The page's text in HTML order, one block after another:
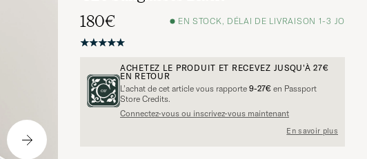
180€
EN STOCK, DÉLAI DE LIVRAISON 1-3 JO
ACHETEZ LE PRODUIT ET RECEVEZ JUSQU'À27€
EN RETOUR
L’achat de cet article vous rapporte 9-27€ en Passport
Store Credits.
Connectez-vous ou inscrivez-vous maintenant
En savoir plus